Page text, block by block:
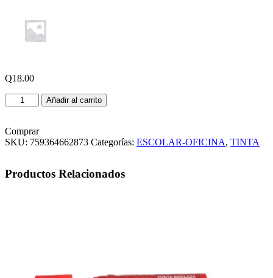
Q18.00
TINTA
PARA
COLOR
ROJO
Añadir al carrito
Comprar
SKU: 759364662873 Categorías: ESCOLAR-OFICINA, TINTA
Productos Relacionados